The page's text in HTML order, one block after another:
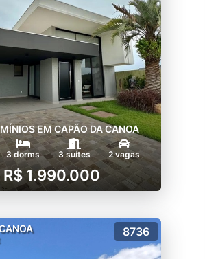
EM CAPÃO DA CANOA
3 dorms 3 suítes 2 vagas
R$ 1.990.000
8736